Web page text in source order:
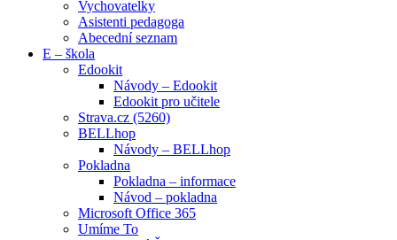
Vychovatelky
Asistenti pedagoga
Abecední seznam
E – škola
Edookit
Návody – Edookit
Edookit pro učitele
Strava.cz (5260)
BELLhop
Návody – BELLhop
Pokladna
Pokladna – informace
Návod – pokladna
Microsoft Office 365
Umíme To